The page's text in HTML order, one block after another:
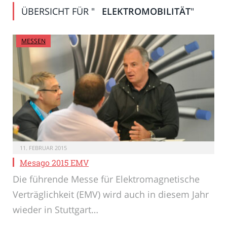
ÜBERSICHT FÜR " ELEKTROMOBILITÄT"
MESSEN
11. FEBRUAR 2015
Mesago 2015 EMV
Die führende Messe für Elektromagnetische
Verträglichkeit (EMV) wird auch in diesem Jahr
wieder in Stuttgart…